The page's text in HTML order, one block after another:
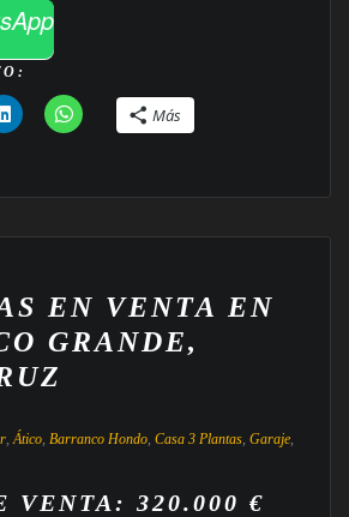
Más
EN VENTA EN
GRANDE,
,Ático, Barranco Hondo, Casa 3 Plantas, Garaje,
VENTA: 320.000 €